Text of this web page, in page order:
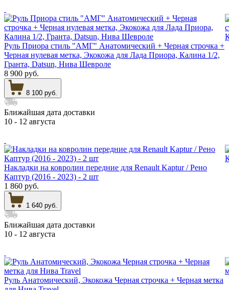
Руль Приора стиль "АМГ" Анатомический + Черная строчка +
Черная нулевая метка, Экокожа для Лада Приора, Калина 1/2,
Гранта, Datsun, Нива Шевроле
8 900 руб.
8 100 руб.
Ближайшая дата доставки
10 - 12 августа
Накладки на ковролин передние для Renault Kaptur / Рено
Каптур (2016 - 2023) - 2 шт
1 860 руб.
1 640 руб.
Ближайшая дата доставки
10 - 12 августа
Руль Анатомический, Экокожа Черная строчка + Черная метка